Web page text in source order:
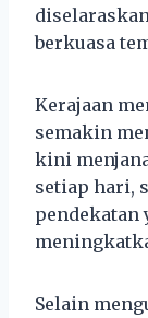
berkuasa
Kerajaan
semakin
kini
setiap hari,
pendekatan
Selain